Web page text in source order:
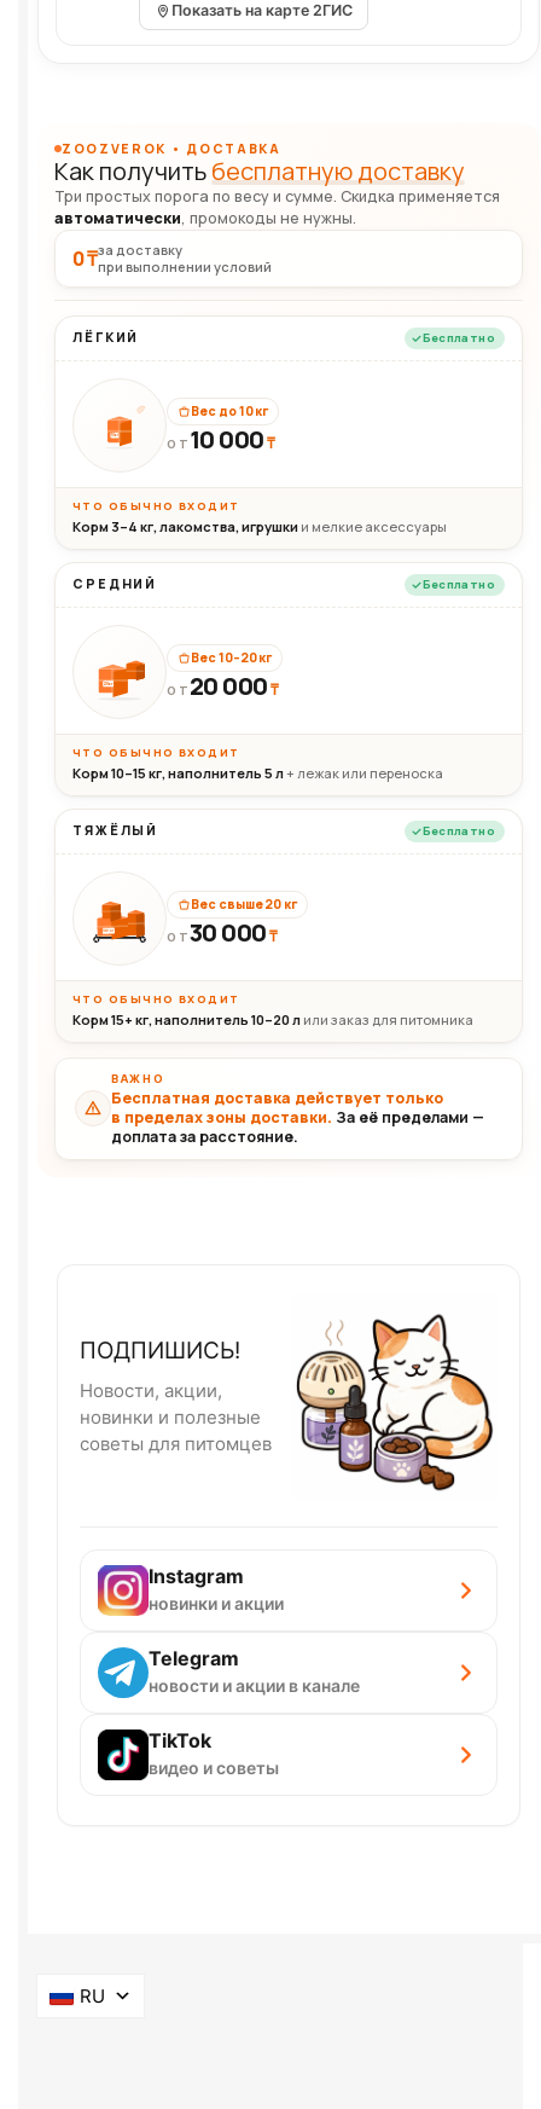
Показать на карте 2ГИС
ZOOZVEROK • ДОСТАВКА
Как получитьбесплатную доставку
Три простых порога по весу и сумме. Скидка применяется
автоматически, промокоды не нужны.
0 ₸за доставку
при выполнении условий
ЛЁГКИЙ Бесплатно
10кг
Вес до 10 кг
ОТ 10 000₸
ЧТО ОБЫЧНО ВХОДИТ
Корм 3–4 кг, лакомства, игрушки и мелкие аксессуары
СРЕДНИЙ Бесплатно
20кг
Вес 10–20 кг
ОТ 20 000₸
ЧТО ОБЫЧНО ВХОДИТ
Корм 10–15 кг, наполнитель 5 л+ лежак или переноска
ТЯЖЁЛЫЙ Бесплатно
30+кг
Вес свыше 20 кг
ОТ30 000₸
ЧТО ОБЫЧНО ВХОДИТ
Корм 15+ кг, наполнитель 10–20 л или заказ для питомника
ВАЖНО
Бесплатная доставка действует только
в пределах зоны доставки. За её пределами —
доплата за расстояние.
ПОДПИШИСЬ!
Новости, акции,
новинки и полезные
советы для питомцев
Instagram
новинки и акции
Telegram
новости и акции в канале
TikTok
видео и советы
RU